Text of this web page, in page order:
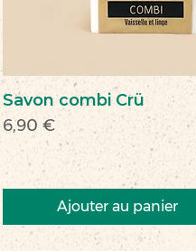
Savon combi Crü
Prix
6,90 €
Ajouter au panier
Nouveau
Nouveau